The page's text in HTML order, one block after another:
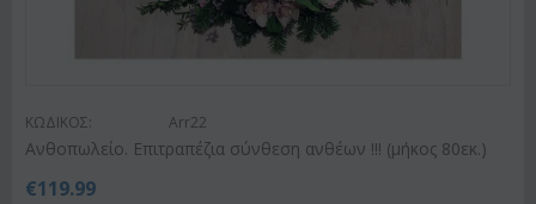
ΚΩΔΙΚΟΣ: Arr22
Ανθοπωλείο. Επιτραπέζια σύνθεση ανθέων !!! (μήκος 80εκ.)
€119.99